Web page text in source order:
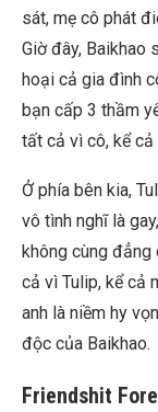
sát, mẹ cô phát
Giờ đây, Baikhao
hoại cả gia đình
bạn cấp 3 thầm
tất cả vì cô, kể
Ở phía bên kia,
vô tình nghĩ là
không cùng
cả vì Tulip, kể cả
anh là niềm hy
độc của Baikhao.
Friendshit